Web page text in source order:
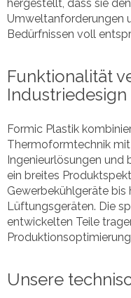
hergestellt, dass sie
Umweltanforderungen
Bedürfnissen voll
Funktionalität
Industriedesign
Formic Plastik
Thermoformtechnik
Ingenieurlösungen und
ein breites
Gewerbekühlgeräte bis
Lüftungsgeräten. Die
entwickelten Teile
Unsere